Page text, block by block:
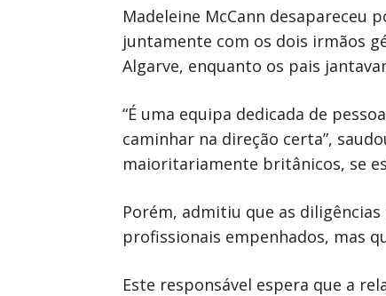
Madeleine McCann desapareceu
juntamente com os dois irmãos
Algarve, enquanto os pais
“É uma equipa dedicada de
caminhar na direção certa”,
maioritariamente britânicos, se
Porém, admitiu que as
profissionais empenhados, mas
Este responsável espera que a